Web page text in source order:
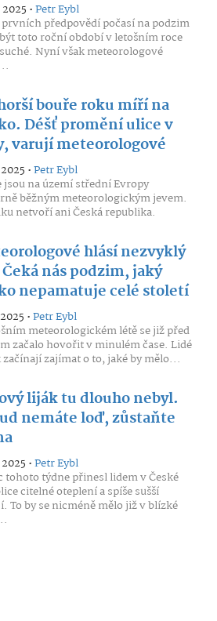
•Petr Eybl
prvních předpovědí počasí na podzim
toto roční období v letošním roce
Nyní však meteorologové
bouře roku míří na
Déšť promění ulice v
varují meteorologové
•Petr Eybl
jsou na území střední Evropy
běžným meteorologickým jevem.
netvoří ani Česká republika.
hlásí nezvyklý
nás podzim, jaký
nepamatuje celé století
•Petr Eybl
meteorologickém létě se již před
začalo hovořit v minulém čase. Lidé
začínají zajímat o to, jaké by mělo...
liják tu dlouho nebyl.
nemáte loď, zůstaňte
•Petr Eybl
tohoto týdne přinesl lidem v České
citelné oteplení a spíše sušší
To by se nicméně mělo již v blízké